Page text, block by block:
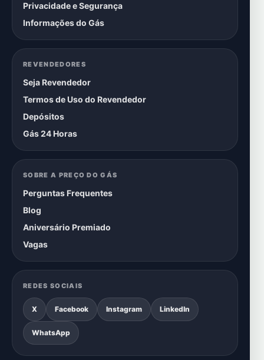
Privacidade e Segurança
Informações do Gás
REVENDEDORES
Seja Revendedor
Termos de Uso do Revendedor
Depósitos
Gás 24 Horas
SOBRE A PREÇO DO GÁS
Perguntas Frequentes
Blog
Aniversário Premiado
Vagas
REDES SOCIAIS
X Facebook Instagram LinkedIn
WhatsApp